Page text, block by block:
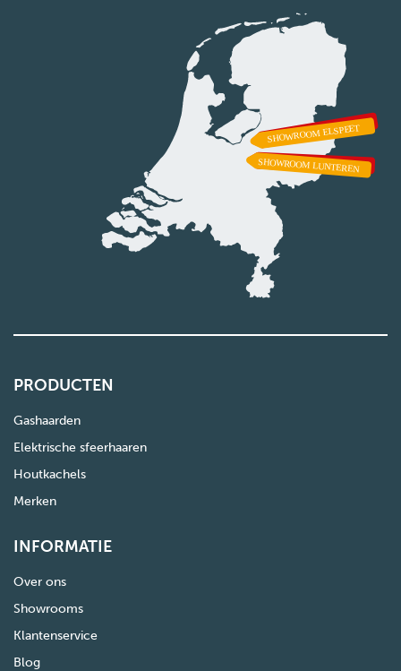
PRODUCTEN
Gashaarden
Elektrische sfeerhaaren
Houtkachels
Merken
INFORMATIE
Over ons
Showrooms
Klantenservice
Blog